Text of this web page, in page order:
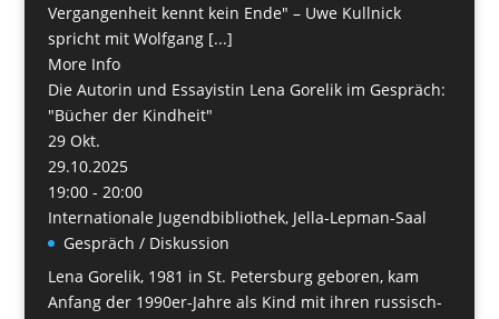
Vergangenheit kennt kein Ende" – Uwe Kullnick
spricht mit Wolfgang [...]
More Info
Die Autorin und Essayistin Lena Gorelik im Gespräch:
"Bücher der Kindheit"
29 Okt.
29.10.2025
19:00 - 20:00
Internationale Jugendbibliothek, Jella-Lepman-Saal
Gespräch / Diskussion
Lena Gorelik, 1981 in St. Petersburg geboren, kam
Anfang der 1990er-Jahre als Kind mit ihren russisch-